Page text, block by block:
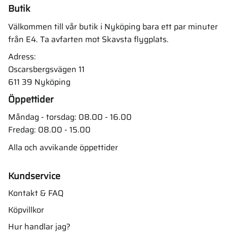
Butik
Välkommen till vår butik i Nyköping bara ett par minuter
från E4. Ta avfarten mot Skavsta flygplats.
Adress:
Oscarsbergsvägen 11
611 39 Nyköping
Öppettider
Måndag - torsdag: 08.00 - 16.00
Fredag: 08.00 - 15.00
Alla och avvikande öppettider
Kundservice
Kontakt & FAQ
Köpvillkor
Hur handlar jag?